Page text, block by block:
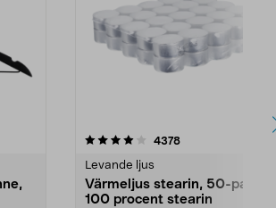
4378recensioner
Levande ljus
Värmeljus stearin, 50-pack,
100 procent stearin
4.5av 5 stjärnor